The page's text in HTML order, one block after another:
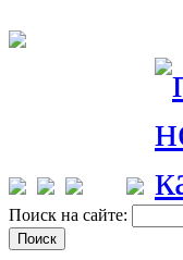
Поиск на сайте: